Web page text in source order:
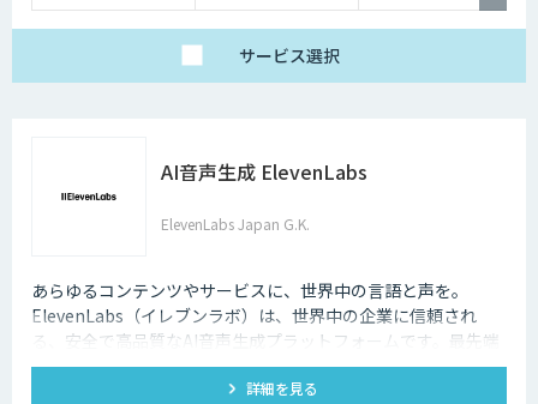
サービス選択
AI音声生成 ElevenLabs
ElevenLabs Japan G.K.
あらゆるコンテンツやサービスに、世界中の言語と声を。
ElevenLabs（イレブンラボ）は、世界中の企業に信頼され
る、安全で高品質なAI音声生成プラットフォームです。最先端
の技術で自然な音声を生成し、多言語対応やボイスクローニン
グ機能も、悪用を防ぐ倫理的ガードレールの中で提供します。
詳細を見る